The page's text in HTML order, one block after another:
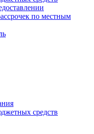
по местным
средств